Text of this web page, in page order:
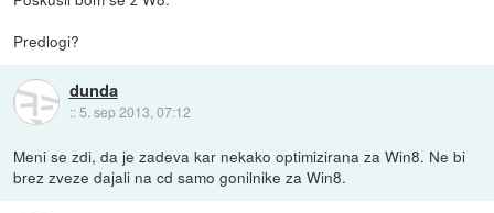
Predlogi?
dunda
:: 5. sep 2013, 07:12
Meni se zdi, da je zadeva kar nekako optimizirana za Win8. Ne bi
brez zveze dajali na cd samo gonilnike za Win8.